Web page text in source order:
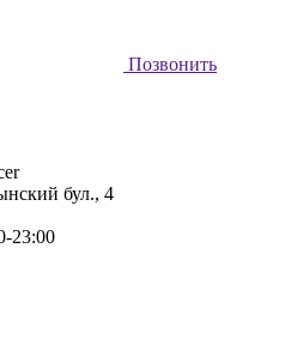
Позвонить
бул., 4
23:00